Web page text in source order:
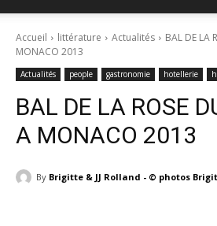
Accueil littérature Actualités
BAL DE LA
MONACO 2013
Actualités people gastronomie hotellerie
BAL DE LA ROSE
A MONACO 2013
By Brigitte & JJ Rolland - © photos